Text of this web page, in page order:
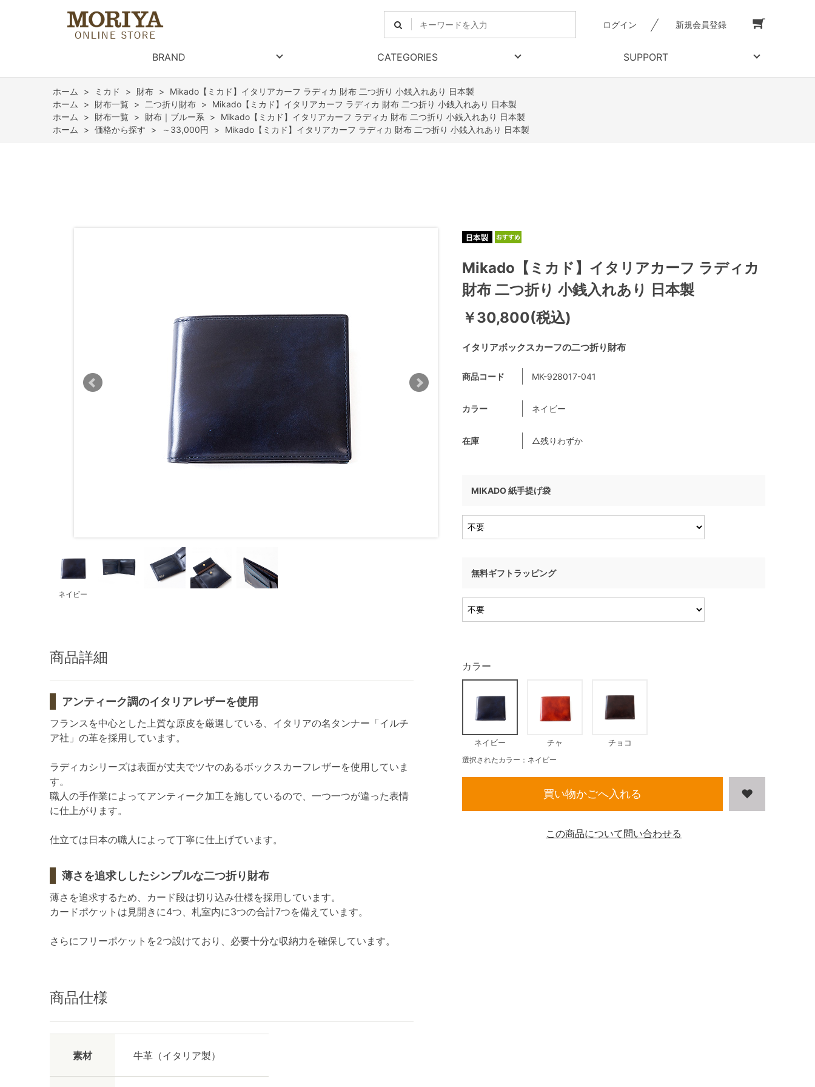
ログイン 新規会員登録
BRAND CATEGORIES SUPPORT
ホーム > ミカド > 財布 >
Mikado【ミカド】イタリアカーフ ラディカ 財布 二つ折り 小銭入れあり 日本製
ホーム
> 財布一覧 > 二つ折り財布 >
Mikado【ミカド】イタリアカーフ ラディカ 財布 二つ折り 小銭入れあり 日本製
ホーム
> 財布一覧 > 財布｜ブルー系 >
Mikado【ミカド】イタリアカーフ ラディカ 財布 二つ折り 小銭入れあり 日本製
ホーム
> 価格から探す > ～33,000円 > Mikado【ミカド】イタリアカーフ ラディカ 財布 二つ折り 小銭入れあり 日本製
ネイビー
商品詳細
アンティーク調のイタリアレザーを使用
フランスを中心とした上質な原皮を厳選している、イタリアの名タンナー「イルチ
ア社」の革を採用しています。
ラディカシリーズは表面が丈夫でツヤのあるボックスカーフレザーを使用していま
す。
職人の手作業によってアンティーク加工を施しているので、一つ一つが違った表情
に仕上がります。
仕立ては日本の職人によって丁寧に仕上げています。
薄さを追求ししたシンプルな二つ折り財布
薄さを追求するため、カード段は切り込み仕様を採用しています。
カードポケットは見開きに4つ、札室内に3つの合計7つを備えています。
さらにフリーポケットを2つ設けており、必要十分な収納力を確保しています。
商品仕様
素材 牛革（イタリア製）
イタリアボックスカーフの二つ折り財布
Mikado【ミカド】イタリアカーフ ラディカ
財布 二つ折り 小銭入れあり 日本製
￥30,800(税込)
商品コード MK-928017-041
カラー ネイビー
在庫 △残りわずか
MIKADO 紙手提げ袋
無料ギフトラッピング
カラー
ネイビー チャ チョコ
選択されたカラー：ネイビー
買い物かごへ入れる
この商品について問い合わせる